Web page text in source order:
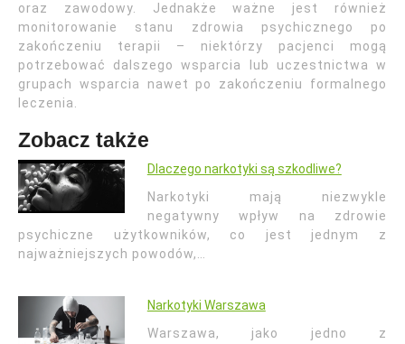
oraz zawodowy. Jednakże ważne jest również
monitorowanie stanu zdrowia psychicznego po
zakończeniu terapii – niektórzy pacjenci mogą
potrzebować dalszego wsparcia lub uczestnictwa w
grupach wsparcia nawet po zakończeniu formalnego
leczenia.
Zobacz także
Dlaczego narkotyki są szkodliwe?
Narkotyki mają niezwykle
negatywny wpływ na zdrowie
psychiczne użytkowników, co jest jednym z
najważniejszych powodów,…
Narkotyki Warszawa
Warszawa, jako jedno z